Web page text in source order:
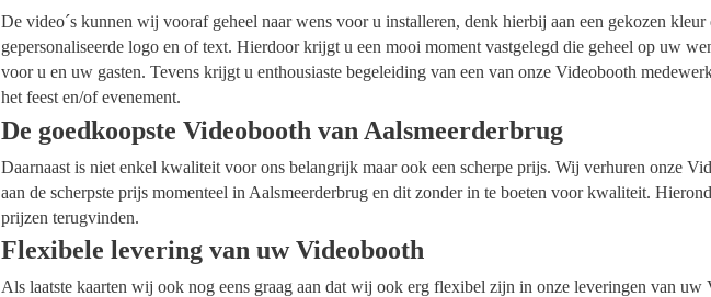
De video´s kunnen wij vooraf geheel naar wens voor u installeren, denk hierbij aan een gekozen kleur
gepersonaliseerde logo en of text. Hierdoor krijgt u een mooi moment vastgelegd die geheel op uw
voor u en uw gasten. Tevens krijgt u enthousiaste begeleiding van een van onze Videobooth
het feest en/of evenement.
De goedkoopste Videobooth van Aalsmeerderbrug
Daarnaast is niet enkel kwaliteit voor ons belangrijk maar ook een scherpe prijs. Wij verhuren onze
aan de scherpste prijs momenteel in Aalsmeerderbrug en dit zonder in te boeten voor kwaliteit.
prijzen terugvinden.
Flexibele levering van uw Videobooth
Als laatste kaarten wij ook nog eens graag aan dat wij ook erg flexibel zijn in onze leveringen van uw